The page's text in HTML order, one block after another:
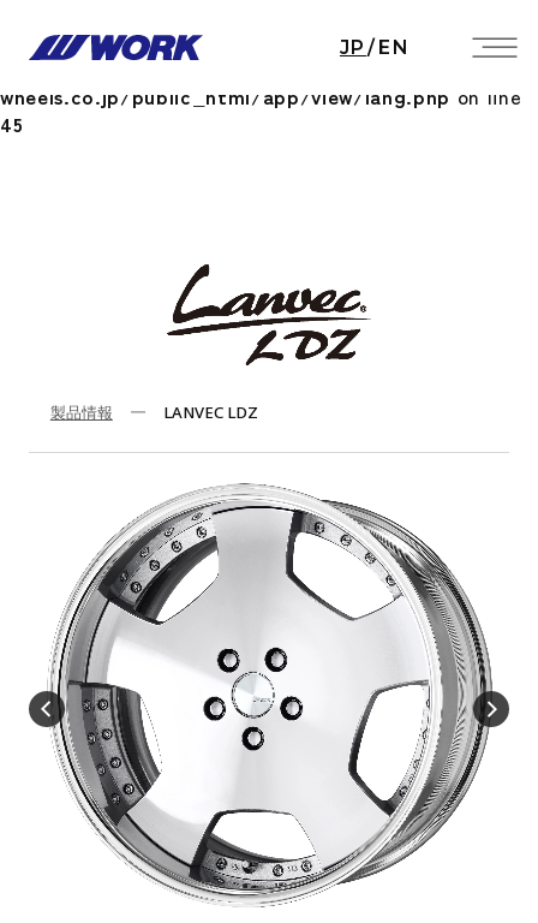
Notice: Undefined index: HTTP_ACCEPT_LANGUAGE
/home/workwheels/work-
wheels.co.jp/public_html/app/view/lang.php on line
45
JP / EN
製品情報 LANVEC LDZ